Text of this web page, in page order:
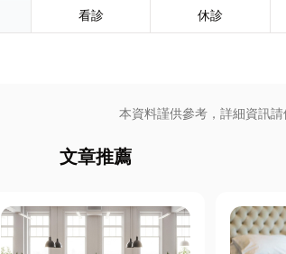
看診 休診
本資料謹供參考，詳細資訊請
文章推薦